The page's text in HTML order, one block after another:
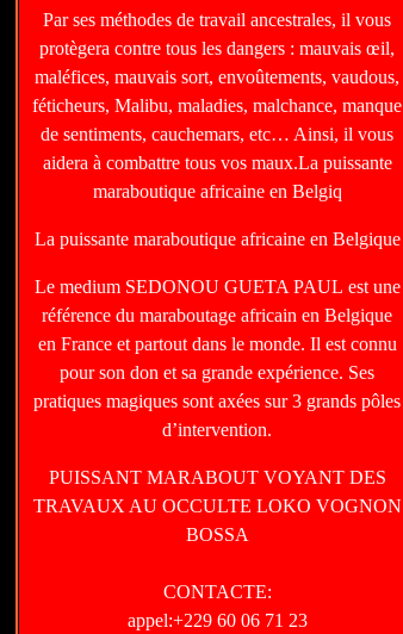
Par ses méthodes de travail ancestrales, il vous
protègera contre tous les dangers : mauvais œil,
maléfices, mauvais sort, envoûtements, vaudous,
féticheurs, Malibu, maladies, malchance, manque
de sentiments, cauchemars, etc… Ainsi, il vous
aidera à combattre tous vos maux.La puissante
maraboutique africaine en Belgiq
La puissante maraboutique africaine en Belgique
Le medium SEDONOU GUETA PAUL est une
référence du maraboutage africain en Belgique
en France et partout dans le monde. Il est connu
pour son don et sa grande expérience. Ses
pratiques magiques sont axées sur 3 grands pôles
d’intervention.
PUISSANT MARABOUT VOYANT DES
TRAVAUX AU OCCULTE LOKO VOGNON
BOSSA
CONTACTE:
appel:+229 60 06 71 23